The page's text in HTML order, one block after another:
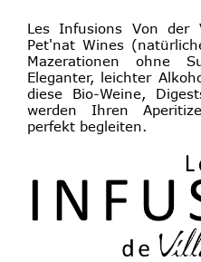
Les Infusions Von der
Pet'nat Wines
Mazerationen ohne
Eleganter, leichter
diese Bio-Weine,
werden Ihren
perfekt begleiten.